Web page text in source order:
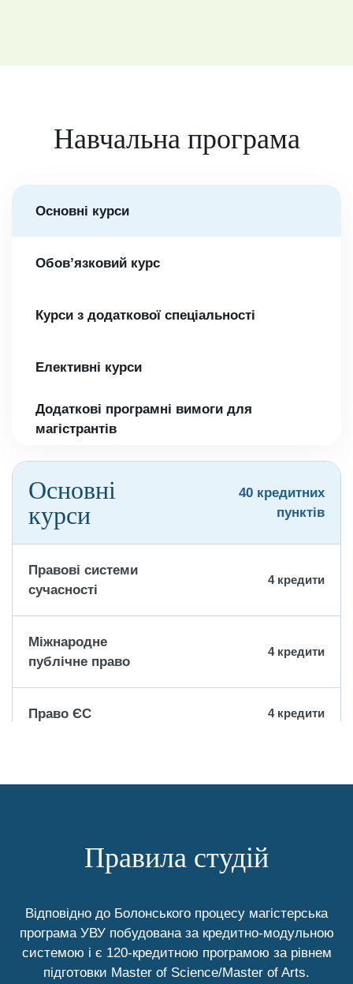
Навчальна програма
Основні курси
Обов’язковий курс
Курси з додаткової спеціальності
Елективні курси
Додаткові програмні вимоги для
магістрантів
Основні
курси
40 кредитних
пунктів
Правові системи
сучасності
4 кредити
Міжнародне
публічне право
4 кредити
Право ЄС 4 кредити
конституційне
4 кредити
Право міжнародних
4 кредити
Міжнародне
довкільне право
4 кредити
Правила студій
Відповідно до Болонського процесу магістерська
програма УВУ побудована за кредитно-модульною
системою і є 120-кредитною програмою за рівнем
підготовки Master of Science/Master of Arts.